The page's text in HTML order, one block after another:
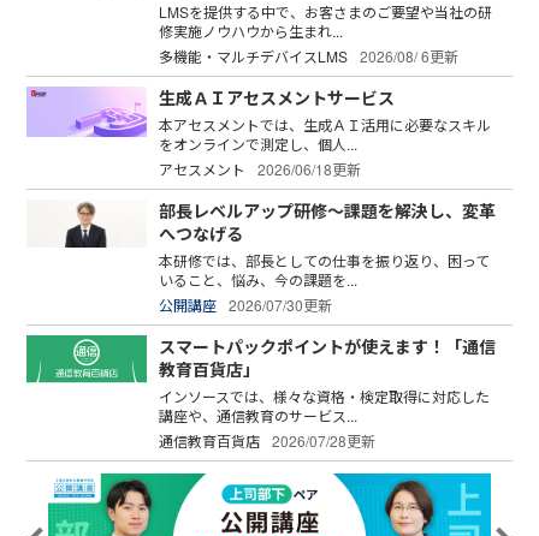
LMSを提供する中で、お客さまのご要望や当社の研
修実施ノウハウから生まれ...
多機能・マルチデバイスLMS 2026/08/ 6更新
生成ＡＩアセスメントサービス
本アセスメントでは、生成ＡＩ活用に必要なスキル
をオンラインで測定し、個人...
アセスメント
2026/06/18更新
部長レベルアップ研修～課題を解決し、変革
へつなげる
本研修では、部長としての仕事を振り返り、困って
いること、悩み、今の課題を...
公開講座 2026/07/30更新
スマートパックポイントが使えます！「通信
教育百貨店」
インソースでは、様々な資格・検定取得に対応した
講座や、通信教育のサービス...
通信教育百貨店 2026/07/28更新